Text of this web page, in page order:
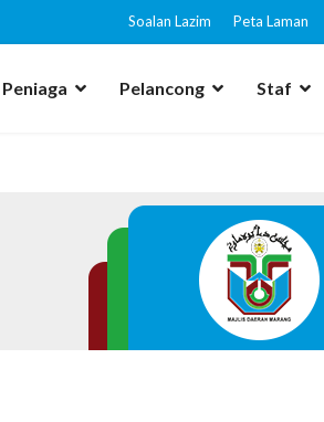
Soalan Lazim Peta Laman
Peniaga Pelancong Staf